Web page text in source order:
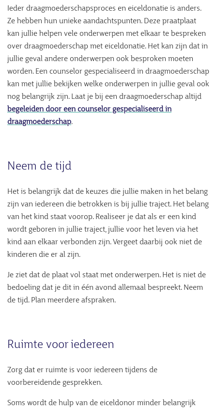
Ieder draagmoederschapsproces en eiceldonatie is anders.
Ze hebben hun unieke aandachtspunten. Deze praatplaat
kan jullie helpen vele onderwerpen met elkaar te bespreken
over draagmoederschap met eiceldonatie. Het kan zijn dat in
jullie geval andere onderwerpen ook besproken moeten
worden. Een counselor gespecialiseerd in draagmoederschap
kan met jullie bekijken welke onderwerpen in jullie geval ook
nog belangrijk zijn. Laat je bij een draagmoederschap altijd
begeleiden door een counselor gespecialiseerd in
draagmoederschap.
Neem de tijd
Het is belangrijk dat de keuzes die jullie maken in het belang
zijn van iedereen die betrokken is bij jullie traject. Het belang
van het kind staat voorop. Realiseer je dat als er een kind
wordt geboren in jullie traject, jullie voor het leven via het
kind aan elkaar verbonden zijn. Vergeet daarbij ook niet de
kinderen die er al zijn.
Je ziet dat de plaat vol staat met onderwerpen. Het is niet de
bedoeling dat je dit in één avond allemaal bespreekt. Neem
de tijd. Plan meerdere afspraken.
Ruimte voor iedereen
Zorg dat er ruimte is voor iedereen tijdens de
voorbereidende gesprekken.
Soms wordt de hulp van de eiceldonor minder belangrijk